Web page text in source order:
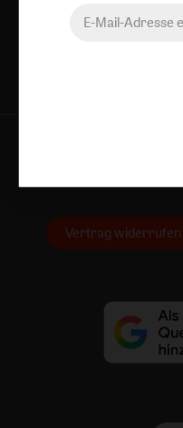
Vertrag widerrufen